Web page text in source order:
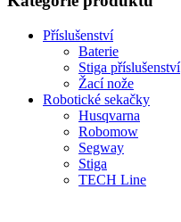
Příslušenství
Baterie
Stiga příslušenství
Žací nože
Robotické sekačky
Husqvarna
Robomow
Segway
Stiga
TECH Line